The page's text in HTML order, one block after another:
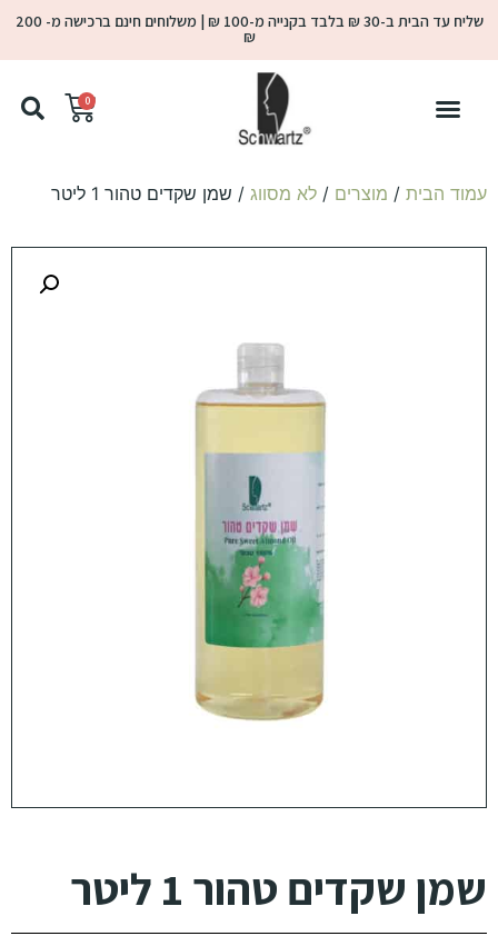
שליח עד הבית ב-30 ₪ בלבד בקנייה מ-100 ₪ | משלוחים חינם ברכישה מ- 200
₪
0
עמוד הבית / מוצרים / לא מסווג / שמן שקדים טהור 1 ליטר
שמן שקדים טהור 1 ליטר